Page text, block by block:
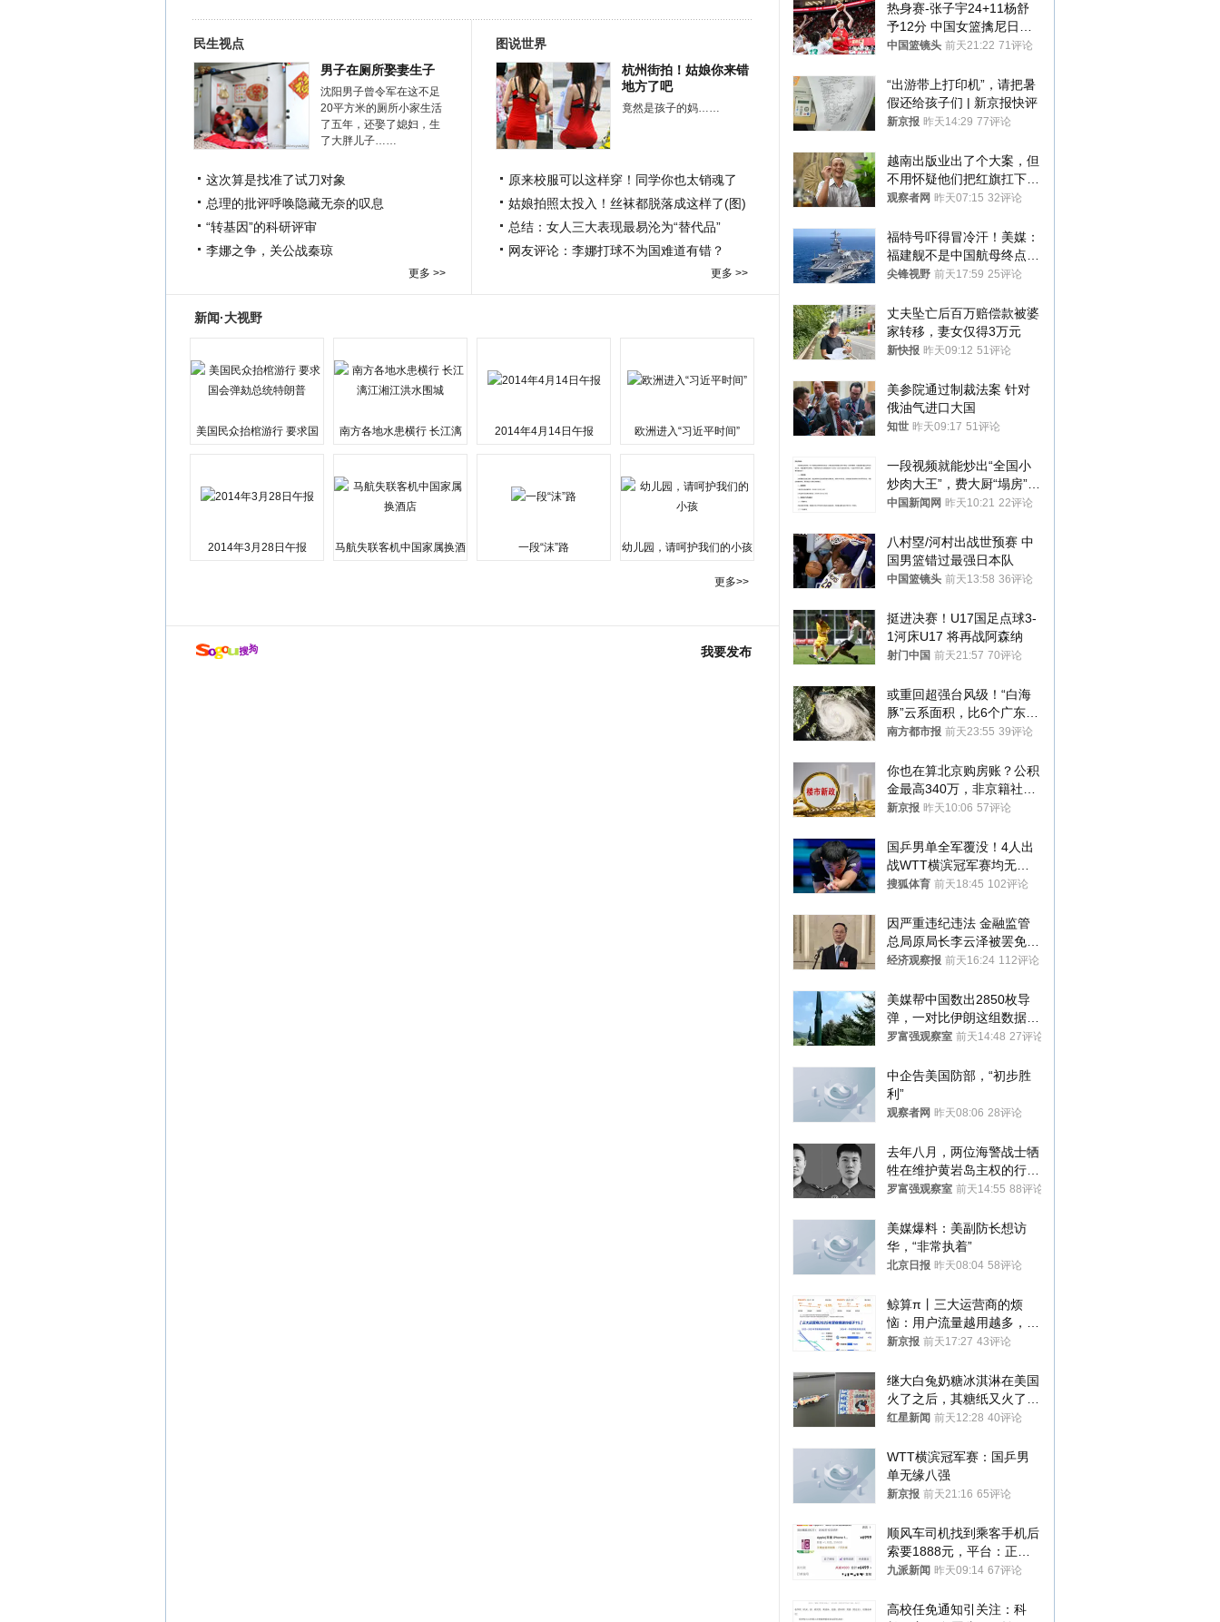
民生视点
男子在厕所娶妻生子
沈阳男子曾令军在这不足
20平方米的厕所小家生活
了五年，还娶了媳妇，生
了大胖儿子……
这次算是找准了试刀对象
总理的批评呼唤隐藏无奈的叹息
“转基因”的科研评审
李娜之争，关公战秦琼
更多 >>
图说世界
杭州街拍！姑娘你来错
地方了吧
竟然是孩子的妈……
原来校服可以这样穿！同学你也太销魂了
姑娘拍照太投入！丝袜都脱落成这样了(图)
总结：女人三大表现最易沦为“替代品”
网友评论：李娜打球不为国难道有错？
更多 >>
新闻·大视野
美国民众抬棺游行 要求国
南方各地水患横行 长江漓
2014年4月14日午报 欧洲进入“习近平时间”
2014年3月28日午报
马航失联客机中国家属换酒
一段“沫”路 幼儿园，请呵护我们的小孩
更多>>
我要发布
热身赛-张子宇24+11杨舒
予12分 中国女篮擒尼日利
亚
中国篮镜头 前天21:22 71评论
“出游带上打印机”，请把暑
假还给孩子们 | 新京报快评
新京报 昨天14:29 77评论
越南出版业出了个大案，但
不用怀疑他们把红旗扛下去
的决心
观察者网 昨天07:15 32评论
福特号吓得冒冷汗！美媒：
福建舰不是中国航母终点，
而是新起点！
尖锋视野 前天17:59 25评论
丈夫坠亡后百万赔偿款被婆
家转移，妻女仅得3万元
新快报 昨天09:12 51评论
美参院通过制裁法案 针对
俄油气进口大国
知世 昨天09:17 51评论
一段视频就能炒出“全国小
炒肉大王”，费大厨“塌房”了
吗？
中国新闻网 昨天10:21 22评论
八村塁/河村出战世预赛 中
国男篮错过最强日本队
中国篮镜头 前天13:58 36评论
挺进决赛！U17国足点球3-
1河床U17 将再战阿森纳
射门中国 前天21:57 70评论
或重回超强台风级！“白海
豚”云系面积，比6个广东还
大！深圳官方：注意这件事
南方都市报 前天23:55 39评论
你也在算北京购房账？公积
金最高340万，非京籍社保
1年
新京报 昨天10:06 57评论
国乒男单全军覆没！4人出
战WTT横滨冠军赛均无缘
八强
搜狐体育 前天18:45 102评论
因严重违纪违法 金融监管
总局原局长李云泽被罢免全
国人大代表
经济观察报 前天16:24 112评论
美媒帮中国数出2850枚导
弹，一对比伊朗这组数据，
发现出大事了
罗富强观察室 前天14:48 27评论
中企告美国防部，“初步胜
利”
观察者网 昨天08:06 28评论
去年八月，两位海警战士牺
牲在维护黄岩岛主权的行动
中
罗富强观察室 前天14:55 88评论
美媒爆料：美副防长想访
华，“非常执着”
北京日报 昨天08:04 58评论
鲸算π丨三大运营商的烦
恼：用户流量越用越多，收
入却越来越少
新京报 前天17:27 43评论
继大白兔奶糖冰淇淋在美国
火了之后，其糖纸又火了！
海外博主盛赞：平面设计经
红星新闻 前天12:28 40评论
WTT横滨冠军赛：国乒男
单无缘八强
新京报 前天21:16 65评论
顺风车司机找到乘客手机后
索要1888元，平台：正和
司机沟通协商
九派新闻 昨天09:14 67评论
高校任免通知引关注：科